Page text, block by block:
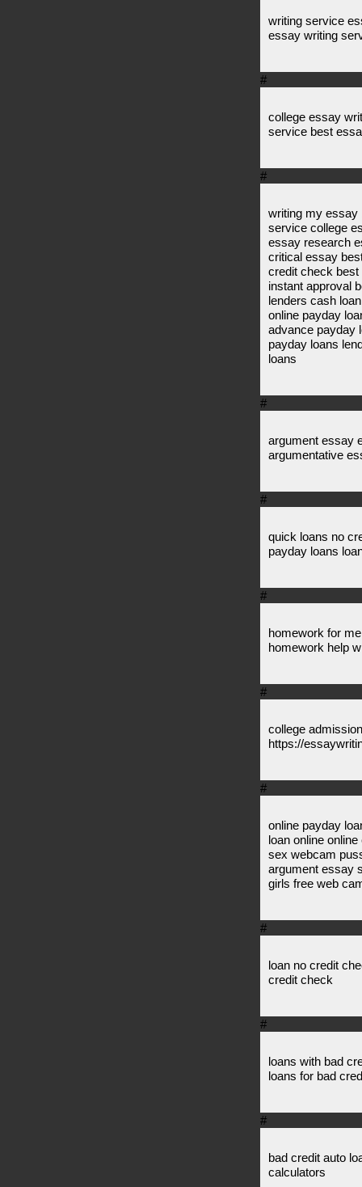
writing service
essay writing
#
college essay
service best
#
writing my essay
service college
essay research
critical essay
credit check best
instant approval
lenders cash
online payday
advance payday
payday loans
loans
#
argument essay
argumentative
#
quick loans no
payday loans
#
homework for
homework help
#
college
https://
#
online payday
loan online
sex webcam
argument essay
girls free web
#
loan no credit
credit check
#
loans with bad
loans for bad
#
bad credit auto
calculators